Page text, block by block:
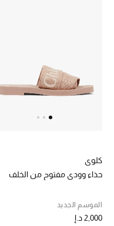
هدايا
مجموعة الجمال
دليل مستلزمات الجمال
أبرز الماركات
كلوي
حذاء وودي مفتوح من الخلف
الموسم الجديد
2,000 د.إ